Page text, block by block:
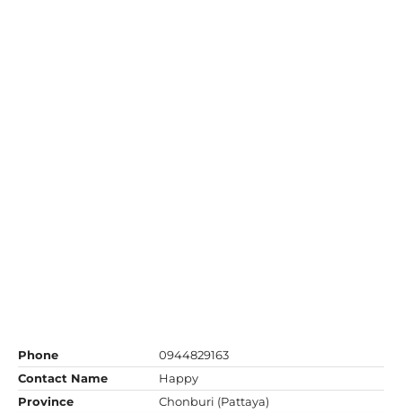
Phone
0944829163
Contact Name
Happy
Province
Chonburi (Pattaya)